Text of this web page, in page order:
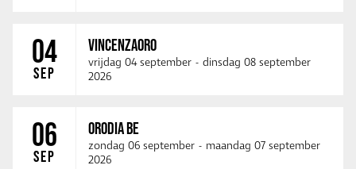
04
SEP
VINCENZAORO
vrijdag 04 september - dinsdag 08 september
2026
06
SEP
ORODIA BE
zondag 06 september - maandag 07 september
2026